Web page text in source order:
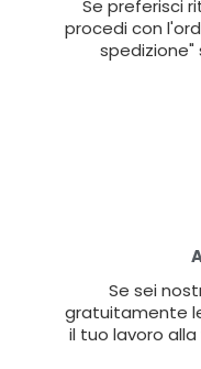
Se preferisci
procedi con
spedizione"
Se sei
gratuitamente
il tuo lavoro